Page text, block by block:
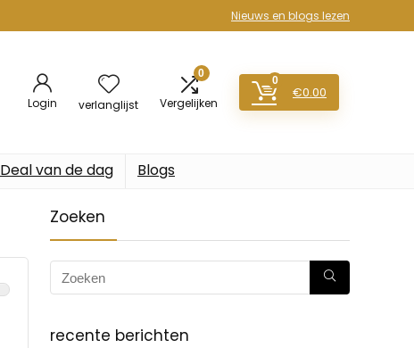
Nieuws en blogs lezen
Login verlanglijst
0
Vergelijken
0
€0.00
Deal van de dag Blogs
Zoeken
recente berichten